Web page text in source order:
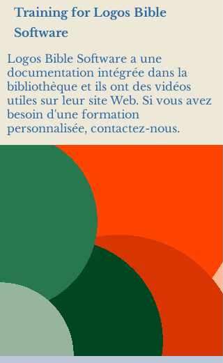
Training for Logos Bible
Software
Logos Bible Software a une
documentation intégrée dans la
bibliothèque et ils ont des vidéos
utiles sur leur site Web. Si vous avez
besoin d'une formation
personnalisée, contactez-nous.